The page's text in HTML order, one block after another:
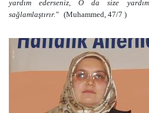
yardım ederseniz, O da size
sağlamlaştırır." (Muhammed, 47/7 )